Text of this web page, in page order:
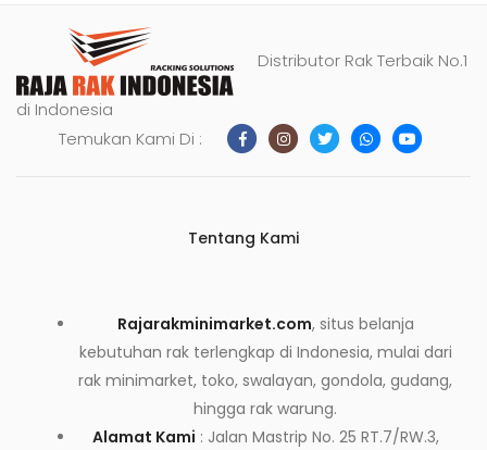
Distributor Rak Terbaik No.1
di Indonesia
Temukan Kami Di :
Tentang Kami
Rajarakminimarket.com, situs belanja
kebutuhan rak terlengkap di Indonesia, mulai dari
rak minimarket, toko, swalayan, gondola, gudang,
hingga rak warung.
Alamat Kami : Jalan Mastrip No. 25 RT.7/RW.3,